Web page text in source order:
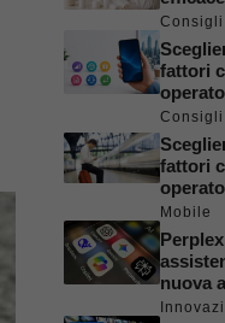
Consigli
fattori
Consigli
fattori
Mobile
nuova